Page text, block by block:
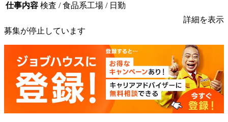
仕事内容 検査 / 食品系工場 / 日勤
詳細を表示
募集が停止しています